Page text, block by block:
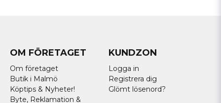
OM FÖRETAGET
Om företaget
Butik i Malmö
Köptips & Nyheter!
Byte, Reklamation &
KUNDZON
Logga in
Registrera dig
Glömt lösenord?